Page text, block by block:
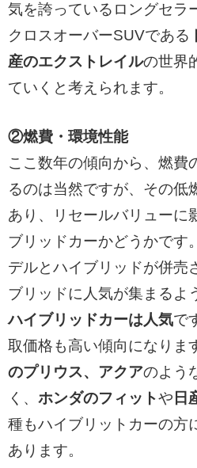
気を誇っているロングセラ
クロスオーバーSUVである
産のエクストレイルの世界
ていくと考えられます。
②燃費・環境性能
ここ数年の傾向から、燃費
るのは当然ですが、その低
あり、リセールバリューに
ブリッドカーかどうかです
デルとハイブリッドが併売
ブリッドに人気が集まるよ
ハイブリッドカーは人気で
取価格も高い傾向になりま
のプリウス、アクアのよう
く、 ホンダのフィットや 日
種もハイブリットカーの方
あります。